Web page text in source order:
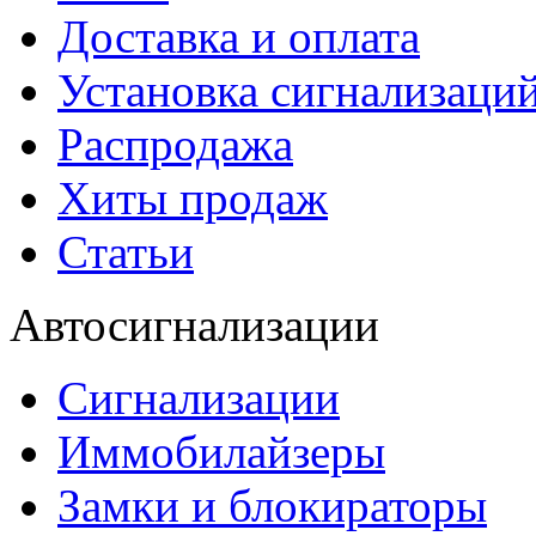
Доставка и оплата
Установка
Распродажа
Хиты продаж
Статьи
Автосигнализации
Сигнализации
Иммобилайзеры
Замки и блокираторы